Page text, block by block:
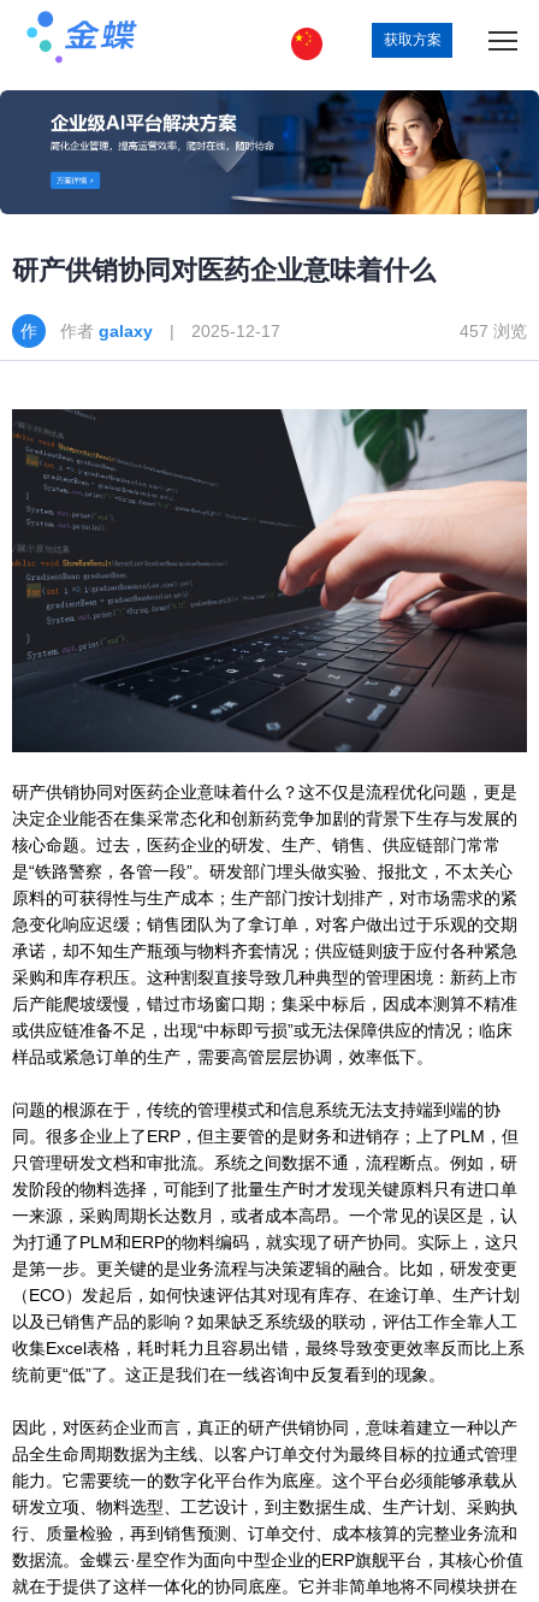
获取方案
研产供销协同对医药企业意味着什么
作者 galaxy | 2025-12-17 457 浏览
研产供销协同对医药企业意味着什么？这不仅是流程优化问题，更是
决定企业能否在集采常态化和创新药竞争加剧的背景下生存与发展的
核心命题。过去，医药企业的研发、生产、销售、供应链部门常常
是“铁路警察，各管一段”。研发部门埋头做实验、报批文，不太关心
原料的可获得性与生产成本；生产部门按计划排产，对市场需求的紧
急变化响应迟缓；销售团队为了拿订单，对客户做出过于乐观的交期
承诺，却不知生产瓶颈与物料齐套情况；供应链则疲于应付各种紧急
采购和库存积压。这种割裂直接导致几种典型的管理困境：新药上市
后产能爬坡缓慢，错过市场窗口期；集采中标后，因成本测算不精准
或供应链准备不足，出现“中标即亏损”或无法保障供应的情况；临床
样品或紧急订单的生产，需要高管层层协调，效率低下。
问题的根源在于，传统的管理模式和信息系统无法支持端到端的协
同。很多企业上了ERP，但主要管的是财务和进销存；上了PLM，但
只管理研发文档和审批流。系统之间数据不通，流程断点。例如，研
发阶段的物料选择，可能到了批量生产时才发现关键原料只有进口单
一来源，采购周期长达数月，或者成本高昂。一个常见的误区是，认
为打通了PLM和ERP的物料编码，就实现了研产协同。实际上，这只
是第一步。更关键的是业务流程与决策逻辑的融合。比如，研发变更
（ECO）发起后，如何快速评估其对现有库存、在途订单、生产计划
以及已销售产品的影响？如果缺乏系统级的联动，评估工作全靠人工
收集Excel表格，耗时耗力且容易出错，最终导致变更效率反而比上系
统前更“低”了。这正是我们在一线咨询中反复看到的现象。
因此，对医药企业而言，真正的研产供销协同，意味着建立一种以产
品全生命周期数据为主线、以客户订单交付为最终目标的拉通式管理
能力。它需要统一的数字化平台作为底座。这个平台必须能够承载从
研发立项、物料选型、工艺设计，到主数据生成、生产计划、采购执
行、质量检验，再到销售预测、订单交付、成本核算的完整业务流和
数据流。金蝶云·星空作为面向中型企业的ERP旗舰平台，其核心价值
就在于提供了这样一体化的协同底座。它并非简单地将不同模块拼在